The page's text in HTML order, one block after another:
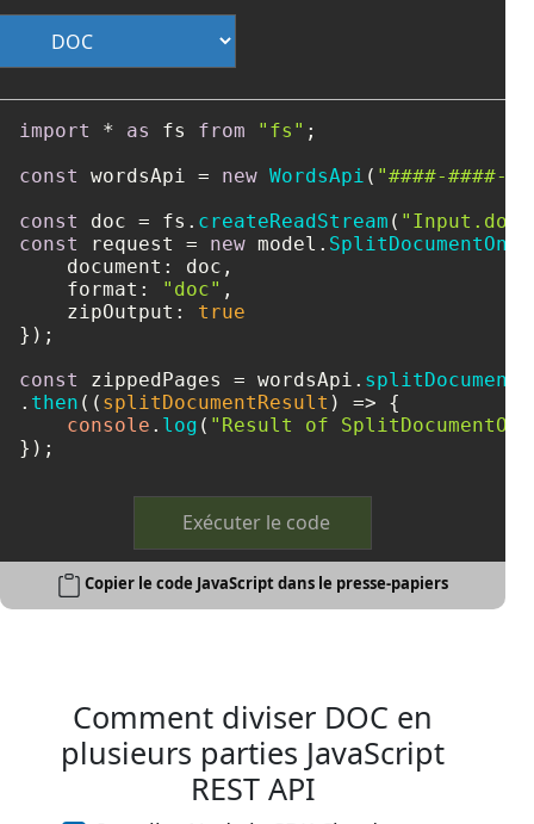
import * as fs from "fs" ;
const
wordsApi = new WordsApi ( "####-####-
const
doc = fs. createReadStream ( "Input.doc"
const
request = new model.
document : doc,
format : "doc" ,
zipOutput : true
});
const
zippedPages = wordsApi.
. then ( ( splitDocumentResult ) => {
console . log ( "Result of
});
Exécuter le code
Copier le code JavaScript dans le presse-papiers
Comment diviser DOC en
plusieurs parties JavaScript
REST API